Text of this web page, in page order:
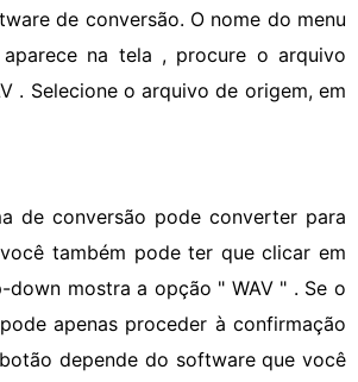
de conversão. O nome do menu
na tela , procure o arquivo
. Selecione o arquivo de origem, em
de conversão pode converter para
também pode ter que clicar em
mostra a opção " WAV " . Se o
apenas proceder à confirmação
depende do software que você